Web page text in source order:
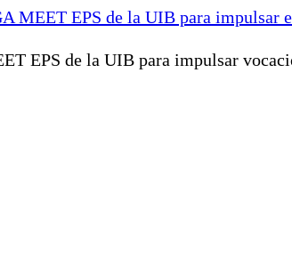
MEET EPS de la UIB para impulsar
EPS de la UIB para impulsar